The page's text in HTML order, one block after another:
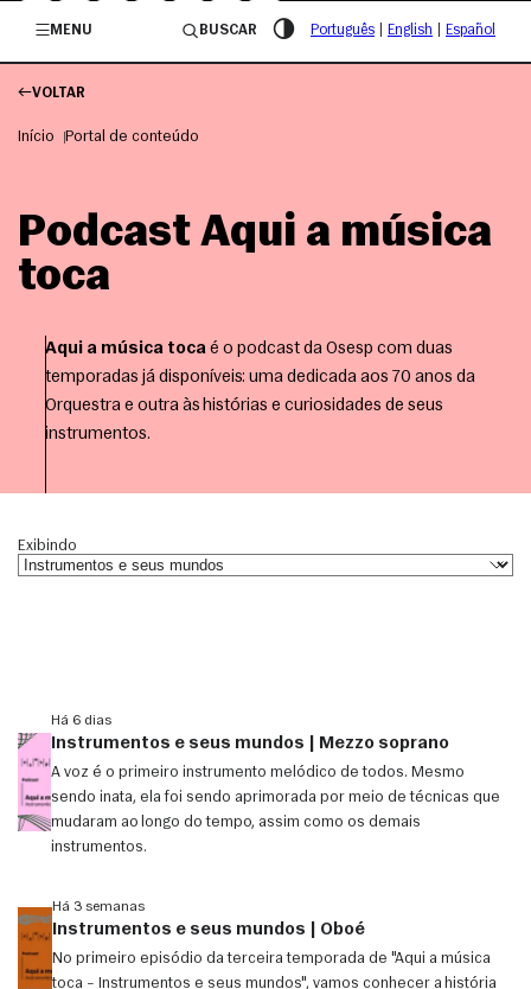
/governosp
MENU
BUSCAR Português English Español
VOLTAR
Início Portal de conteúdo
Podcast Aqui a música
toca
Aqui a música tocaé o podcast da Osesp com duas
temporadas já disponíveis: uma dedicada aos 70 anos da
Orquestra e outra às histórias e curiosidades de seus
instrumentos.
Exibindo
Há 6 dias
Instrumentos e seus mundos | Mezzo soprano
A voz é o primeiro instrumento melódico de todos. Mesmo
sendo inata, ela foi sendo aprimorada por meio de técnicas que
mudaram ao longo do tempo, assim como os demais
instrumentos.
Há 3 semanas
Instrumentos e seus mundos | Oboé
No primeiro episódio da terceira temporada de "Aqui a música
toca – Instrumentos e seus mundos", vamos conhecer a história